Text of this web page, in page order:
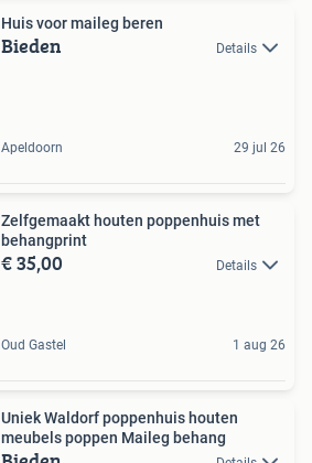
Huis voor maileg beren
Bieden Details
Apeldoorn 29 jul 26
Zelfgemaakt houten poppenhuis met
behangprint
€ 35,00 Details
Oud Gastel 1 aug 26
Uniek Waldorf poppenhuis houten
meubels poppen Maileg behang